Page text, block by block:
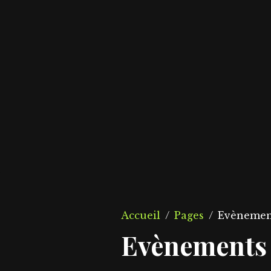
Accueil Pages
Evènements